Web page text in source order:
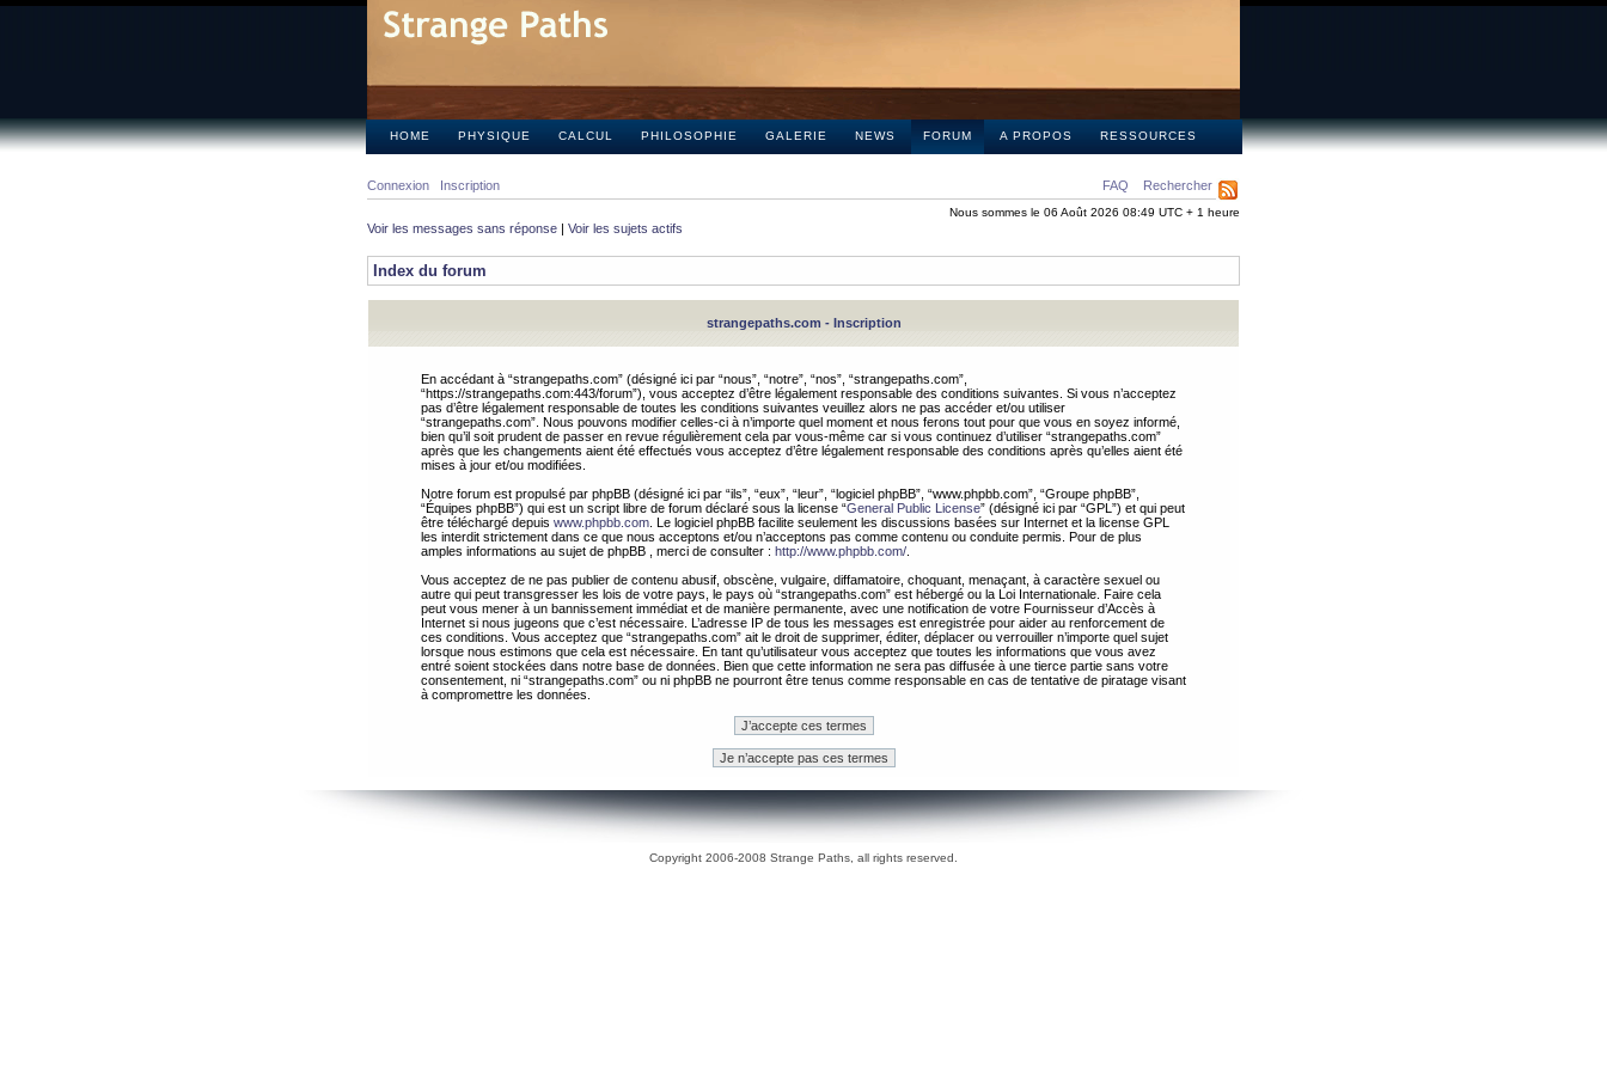
HOME PHYSIQUE CALCUL PHILOSOPHIE GALERIE NEWS FORUM A PROPOS RESSOURCES
FAQ Rechercher
Connexion Inscription
Nous sommes le 06 Août 2026 08:49 UTC + 1 heure
Voir les messages sans réponse | Voir les sujets actifs
Index du forum
strangepaths.com - Inscription
En accédant à “strangepaths.com” (désigné ici par “nous”, “notre”, “nos”, “strangepaths.com”,
“https://strangepaths.com:443/forum”), vous acceptez d’être légalement responsable des conditions suivantes. Si vous n’acceptez
pas d’être légalement responsable de toutes les conditions suivantes veuillez alors ne pas accéder et/ou utiliser
“strangepaths.com”. Nous pouvons modifier celles-ci à n’importe quel moment et nous ferons tout pour que vous en soyez informé,
bien qu’il soit prudent de passer en revue régulièrement cela par vous-même car si vous continuez d’utiliser “strangepaths.com”
après que les changements aient été effectués vous acceptez d’être légalement responsable des conditions après qu’elles aient été
mises à jour et/ou modifiées.
Notre forum est propulsé par phpBB (désigné ici par “ils”, “eux”, “leur”, “logiciel phpBB”, “www.phpbb.com”, “Groupe phpBB”,
“Équipes phpBB”) qui est un script libre de forum déclaré sous la license “General Public License” (désigné ici par “GPL”) et qui peut
être téléchargé depuis www.phpbb.com . Le logiciel phpBB facilite seulement les discussions basées sur Internet et la license GPL
les interdit strictement dans ce que nous acceptons et/ou n’acceptons pas comme contenu ou conduite permis. Pour de plus
amples informations au sujet de phpBB , merci de consulter : http://www.phpbb.com/
Vous acceptez de ne pas publier de contenu abusif, obscène, vulgaire, diffamatoire, choquant, menaçant, à caractère sexuel ou
autre qui peut transgresser les lois de votre pays, le pays où “strangepaths.com” est hébergé ou la Loi Internationale. Faire cela
peut vous mener à un bannissement immédiat et de manière permanente, avec une notification de votre Fournisseur d’Accès à
Internet si nous jugeons que c’est nécessaire. L’adresse IP de tous les messages est enregistrée pour aider au renforcement de
ces conditions. Vous acceptez que “strangepaths.com” ait le droit de supprimer, éditer, déplacer ou verrouiller n’importe quel sujet
lorsque nous estimons que cela est nécessaire. En tant qu’utilisateur vous acceptez que toutes les informations que vous avez
entré soient stockées dans notre base de données. Bien que cette information ne sera pas diffusée à une tierce partie sans votre
consentement, ni “strangepaths.com” ou ni phpBB ne pourront être tenus comme responsable en cas de tentative de piratage visant
à compromettre les données.
Copyright 2006-2008 Strange Paths, all rights reserved.